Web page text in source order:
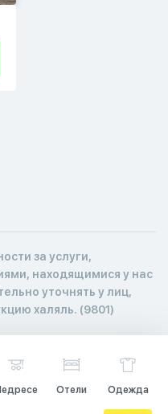
за услуги,
находящимися у нас
уточнять у лиц,
халяль. (9801)
Отели Одежда